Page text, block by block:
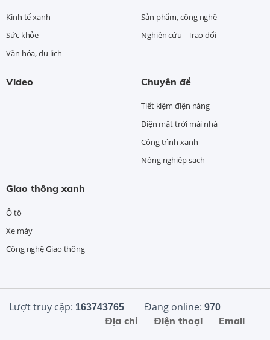
Kinh tế xanh
Sức khỏe
Văn hóa, du lịch
Sản phẩm, công nghệ
Nghiên cứu - Trao đổi
Video Chuyên đề
Tiết kiệm điện năng
Điện mặt trời mái nhà
Công trình xanh
Nông nghiệp sạch
Giao thông xanh
Ô tô
Xe máy
Công nghệ Giao thông
Lượt truy cập: 163743765 Đang online: 970
Email
Điện thoại
Địa chỉ